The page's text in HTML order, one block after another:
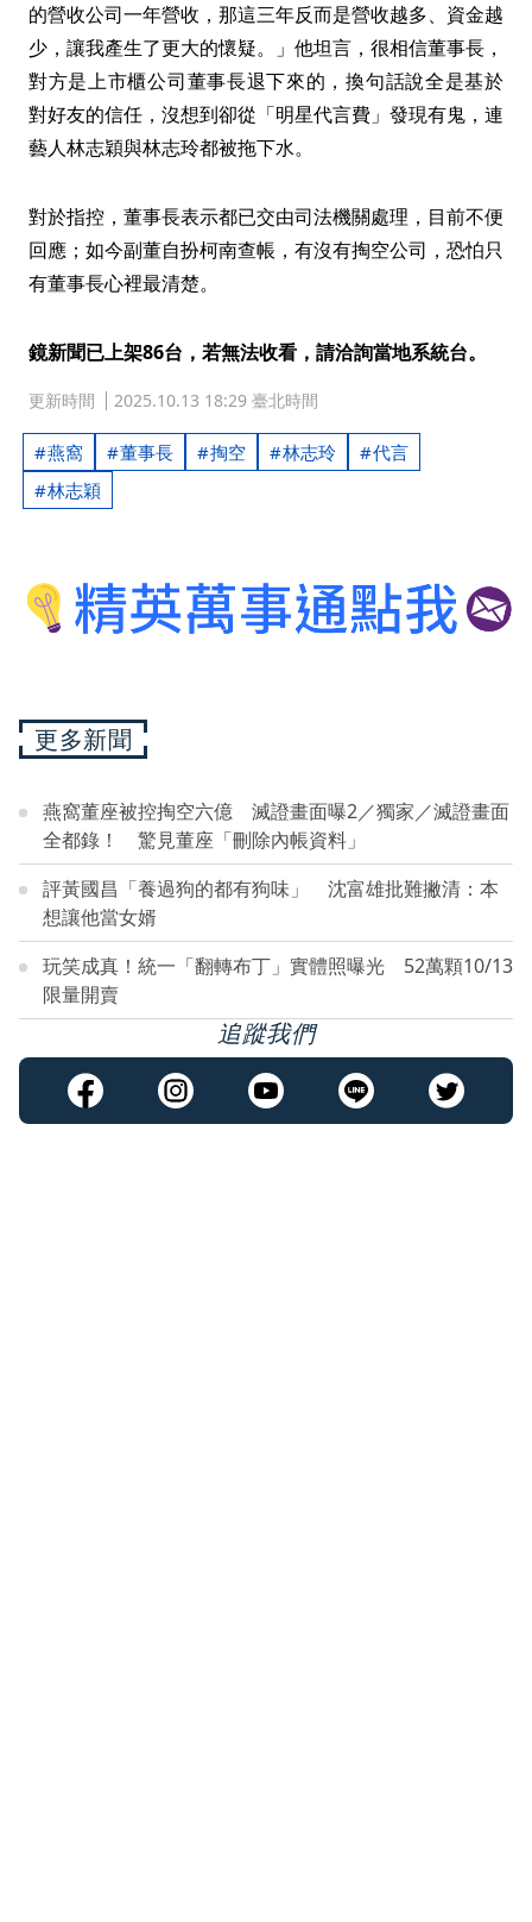
的營收公司一年營收，那這三年反而是營收越多、資金越
少，讓我產生了更大的懷疑。」他坦言，很相信董事長，
對方是上市櫃公司董事長退下來的，換句話說全是基於
對好友的信任，沒想到卻從「明星代言費」發現有鬼，連
藝人林志穎與林志玲都被拖下水。
對於指控，董事長表示都已交由司法機關處理，目前不便
回應；如今副董自扮柯南查帳，有沒有掏空公司，恐怕只
有董事長心裡最清楚。
鏡新聞已上架86台，若無法收看，請洽詢當地系統台。
更新時間 2025.10.13 18:29 臺北時間
燕窩 董事長 掏空 林志玲
代言
林志穎
更多新聞
燕窩董座被控掏空六億 滅證畫面曝2／獨家／滅證畫面
全都錄！ 驚見董座「刪除內帳資料」
評黃國昌「養過狗的都有狗味」 沈富雄批難撇清：本
想讓他當女婿
玩笑成真！統一「翻轉布丁」實體照曝光 52萬顆10/13
限量開賣
追蹤我們